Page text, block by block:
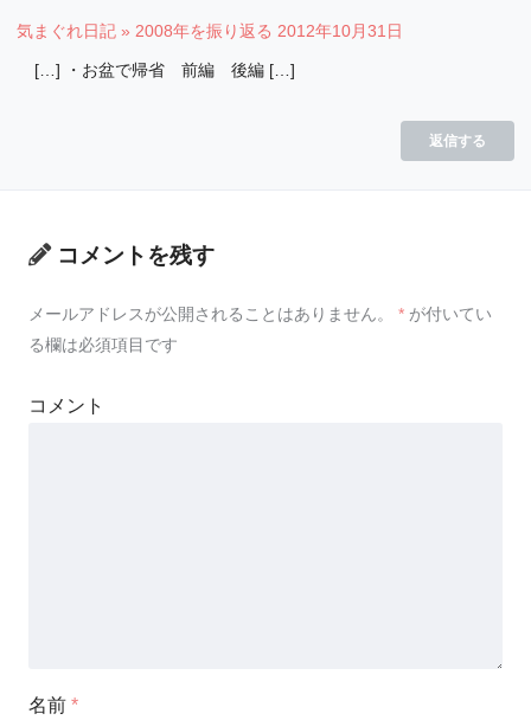
気まぐれ日記 » 2008年を振り返る 2012年10月31日
[…] ・お盆で帰省 前編 後編 […]
返信する
コメントを残す
メールアドレスが公開されることはありません。 * が付いてい
る欄は必須項目です
コメント
名前 *